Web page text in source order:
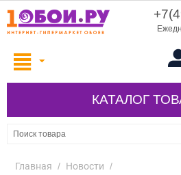
КАТАЛОГ
Главная / Новости /